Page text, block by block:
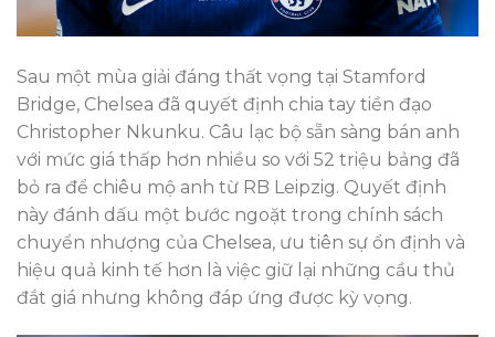
Sau một mùa giải đáng thất vọng tại Stamford
Bridge, Chelsea đã quyết định chia tay tiền đạo
Christopher Nkunku. Câu lạc bộ sẵn sàng bán anh
với mức giá thấp hơn nhiều so với 52 triệu bảng đã
bỏ ra để chiêu mộ anh từ RB Leipzig. Quyết định
này đánh dấu một bước ngoặt trong chính sách
chuyển nhượng của Chelsea, ưu tiên sự ổn định và
hiệu quả kinh tế hơn là việc giữ lại những cầu thủ
đắt giá nhưng không đáp ứng được kỳ vọng.